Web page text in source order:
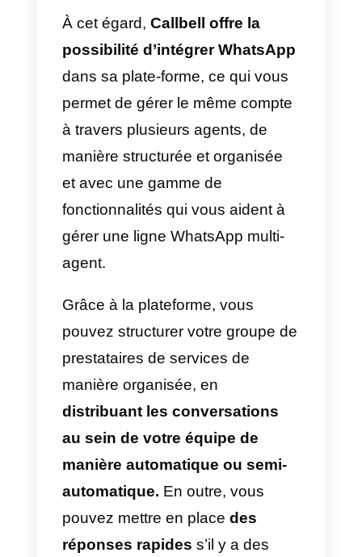
réglementations en matière de
protection de la vie privée
adoptées par les différents pays.
Utilisation de WhatsApp
sur plusieurs appareils
dans les cliniques
Maintenant que nous avons